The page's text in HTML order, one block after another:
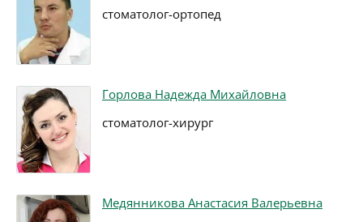
стоматолог-ортопед
Горлова Надежда Михайловна
стоматолог-хирург
Медянникова Анастасия Валерьевна